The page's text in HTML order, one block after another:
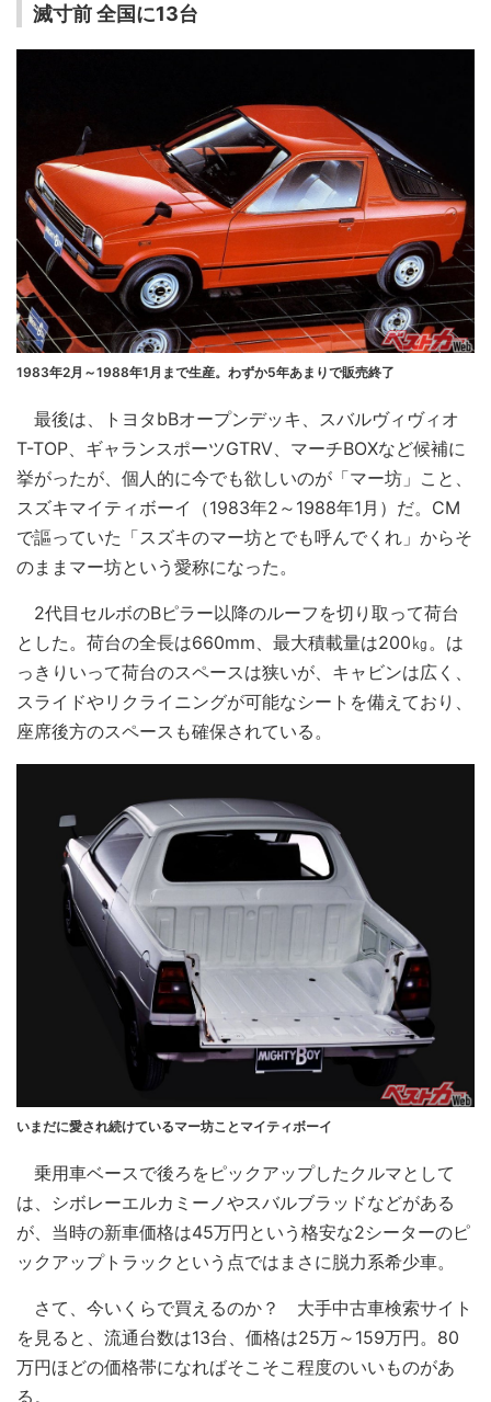
滅寸前 全国に13台
1983年2月～1988年1月まで生産。わずか5年あまりで販売終了
最後は、トヨタbBオープンデッキ、スバルヴィヴィオ
T-TOP、ギャランスポーツGTRV、マーチBOXなど候補に
挙がったが、個人的に今でも欲しいのが「マー坊」こと、
スズキマイティボーイ（1983年2～1988年1月）だ。CM
で謳っていた「スズキのマー坊とでも呼んでくれ」からそ
のままマー坊という愛称になった。
2代目セルボのBピラー以降のルーフを切り取って荷台
とした。荷台の全長は660mm、最大積載量は200㎏。は
っきりいって荷台のスペースは狭いが、キャビンは広く、
スライドやリクライニングが可能なシートを備えており、
座席後方のスペースも確保されている。
いまだに愛され続けているマー坊ことマイティボーイ
乗用車ベースで後ろをピックアップしたクルマとして
は、シボレーエルカミーノやスバルブラッドなどがある
が、当時の新車価格は45万円という格安な2シーターのピ
ックアップトラックという点ではまさに脱力系希少車。
さて、今いくらで買えるのか？ 大手中古車検索サイト
を見ると、流通台数は13台、価格は25万～159万円。80
万円ほどの価格帯になればそこそこ程度のいいものがあ
る。